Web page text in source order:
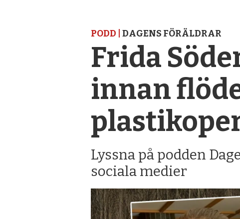
PODD |DAGENS FÖRÄLDRAR
Frida
innan
Lyssna på podden
sociala medier